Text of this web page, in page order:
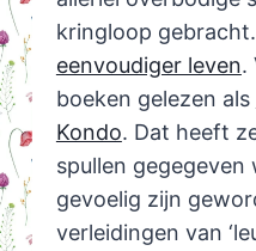
kringloop
eenvoudiger leven.
boeken gelezen als
Kondo. Dat heeft
spullen
gevoelig zijn
verleidingen van